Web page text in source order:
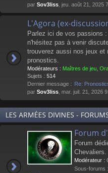
par Sov3liss , jeu. août 21, 2025
L'Agora (ex-
Parlez ici de vos passions
n'hésitez pas à venir
trouverez aussi nos jeux et
pronostics.
Modérateurs : Maîtres de jeu
Sujets : 514
Dernier message : Re:
par Sov3liss , mar. juil. 21, 2026
LES ARMÉES DIVINES -
Forum
Forum
Chevaliers.
Modérateur :
Sous-forums :